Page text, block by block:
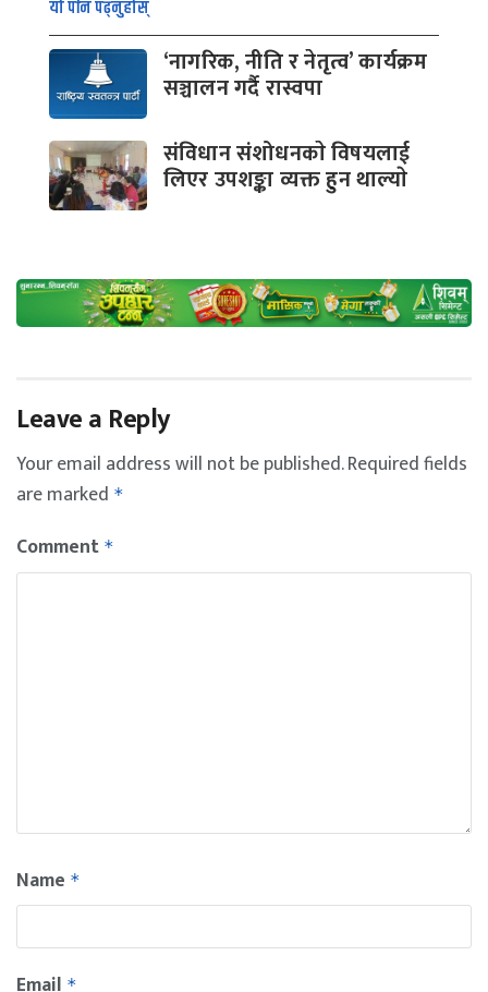
यो पनि पढ्नुहोस्
‘नागरिक, नीति र नेतृत्व’ कार्यक्रम
सञ्चालन गर्दै रास्वपा
संविधान संशोधनकाे विषयलाई
लिएर उपशङ्का व्यक्त हुन थाल्याे
Leave a Reply
Your email address will not be published.Required fields
are marked *
Comment *
Name *
Email *